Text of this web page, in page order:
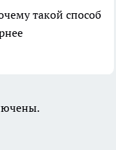
такой способ